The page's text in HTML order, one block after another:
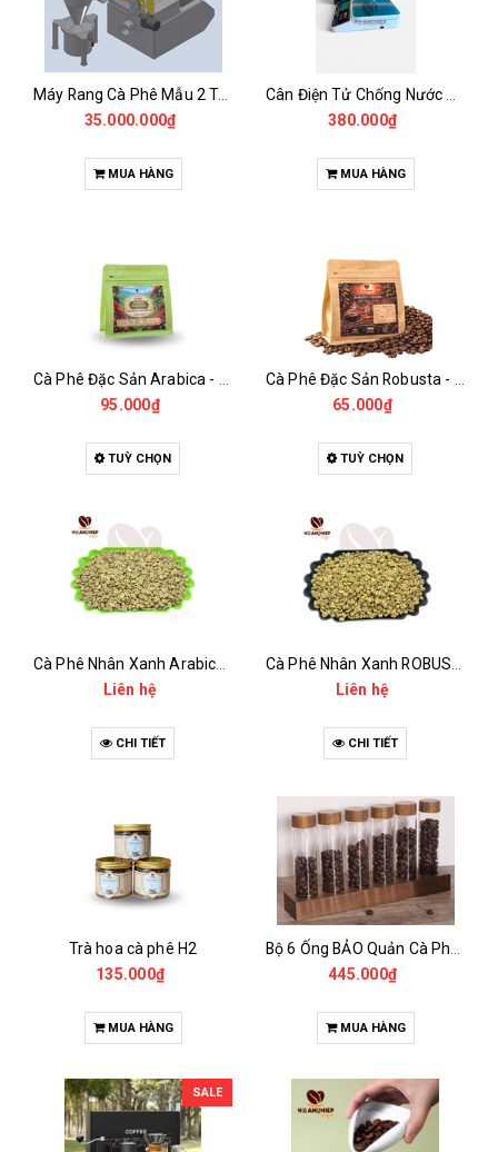
Máy Rang Cà Phê Mẫu 2 Trống Rang (500+500gr)
35.000.000₫
MUA HÀNG
380.000₫
MUA HÀNG
95.000₫
TUỲ CHỌN
65.000₫
TUỲ CHỌN
Liên hệ
CHI TIẾT
Liên hệ
CHI TIẾT
Trà hoa cà phê H2
135.000₫
MUA HÀNG
445.000₫
MUA HÀNG
SALE